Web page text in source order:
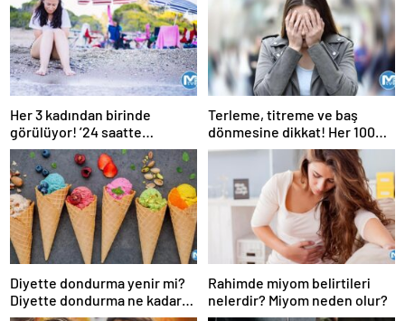
Her 3 kadından birinde
görülüyor! ’24 saatte
geçmiyorsa doktora
başvurulmalı’
Terleme, titreme ve baş
dönmesine dikkat! Her 100
kişiden 13’ünde görülüyor
Diyette dondurma yenir mi?
Diyette dondurma ne kadar
yenir, ne zaman yenir?
Rahimde miyom belirtileri
nelerdir? Miyom neden olur?